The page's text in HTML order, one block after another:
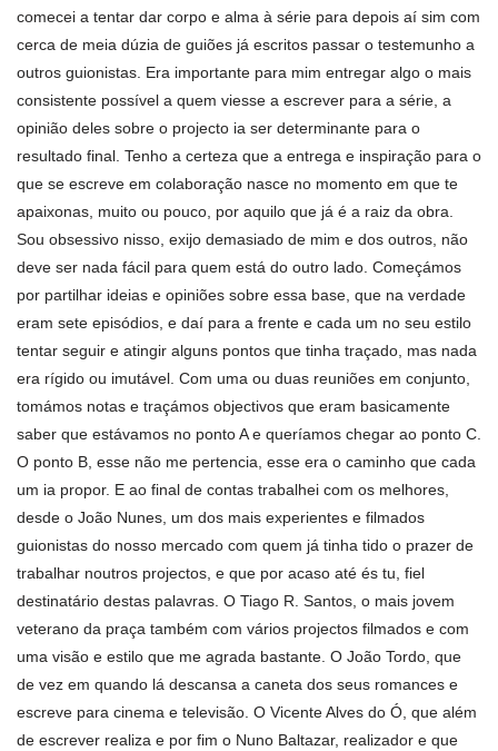
comecei a tentar dar corpo e alma à série para depois aí sim com
cerca de meia dúzia de guiões já escritos passar o testemunho a
outros guionistas. Era importante para mim entregar algo o mais
consistente possível a quem viesse a escrever para a série, a
opinião deles sobre o projecto ia ser determinante para o
resultado final. Tenho a certeza que a entrega e inspiração para o
que se escreve em colaboração nasce no momento em que te
apaixonas, muito ou pouco, por aquilo que já é a raiz da obra.
Sou obsessivo nisso, exijo demasiado de mim e dos outros, não
deve ser nada fácil para quem está do outro lado. Começámos
por partilhar ideias e opiniões sobre essa base, que na verdade
eram sete episódios, e daí para a frente e cada um no seu estilo
tentar seguir e atingir alguns pontos que tinha traçado, mas nada
era rígido ou imutável. Com uma ou duas reuniões em conjunto,
tomámos notas e traçámos objectivos que eram basicamente
saber que estávamos no ponto A e queríamos chegar ao ponto C.
O ponto B, esse não me pertencia, esse era o caminho que cada
um ia propor. E ao final de contas trabalhei com os melhores,
desde o João Nunes, um dos mais experientes e filmados
guionistas do nosso mercado com quem já tinha tido o prazer de
trabalhar noutros projectos, e que por acaso até és tu, fiel
destinatário destas palavras. O Tiago R. Santos, o mais jovem
veterano da praça também com vários projectos filmados e com
uma visão e estilo que me agrada bastante. O João Tordo, que
de vez em quando lá descansa a caneta dos seus romances e
escreve para cinema e televisão. O Vicente Alves do Ó, que além
de escrever realiza e por fim o Nuno Baltazar, realizador e que